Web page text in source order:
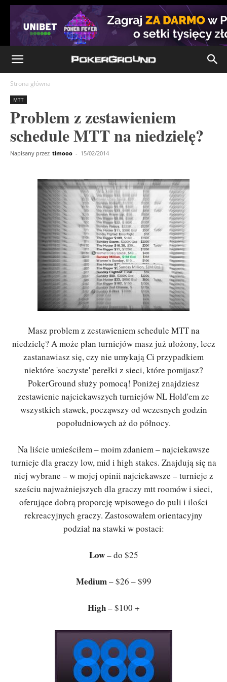
Strona główna
MTT
Problem z zestawieniem
schedule MTT na niedzielę?
Napisany przez timooo - 15/02/2014
Masz problem z zestawieniem schedule MTT na
niedzielę? A może plan turniejów masz już ułożony, lecz
zastanawiasz się, czy nie umykają Ci przypadkiem
niektóre 'soczyste' perełki z sieci, które pomijasz?
PokerGround służy pomocą! Poniżej znajdziesz
zestawienie najciekawszych turniejów NL Hold'em ze
wszystkich stawek, począwszy od wczesnych godzin
popołudniowych aż do północy.
Na liście umieściłem – moim zdaniem – najciekawsze
turnieje dla graczy low, mid i high stakes. Znajdują się na
niej wybrane – w mojej opinii najciekawsze – turnieje z
sześciu najważniejszych dla graczy mtt roomów i sieci,
oferujące dobrą proporcję wpisowego do puli i ilości
rekreacyjnych graczy. Zastosowałem orientacyjny
podział na stawki w postaci:
Low– do $25
Medium– $26 – $99
High– $100 +